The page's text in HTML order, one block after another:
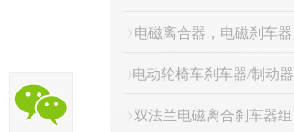
电磁离合器，电磁刹车器
电动轮椅车刹车器/制动器
双法兰电磁离合刹车器组